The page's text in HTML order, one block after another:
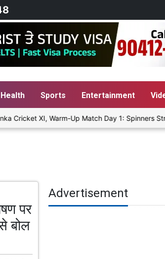
Health Sports Entertainment
Cricket XI, Warm-Up Match Day 1: Spinners
पर
बोल
Advertisement